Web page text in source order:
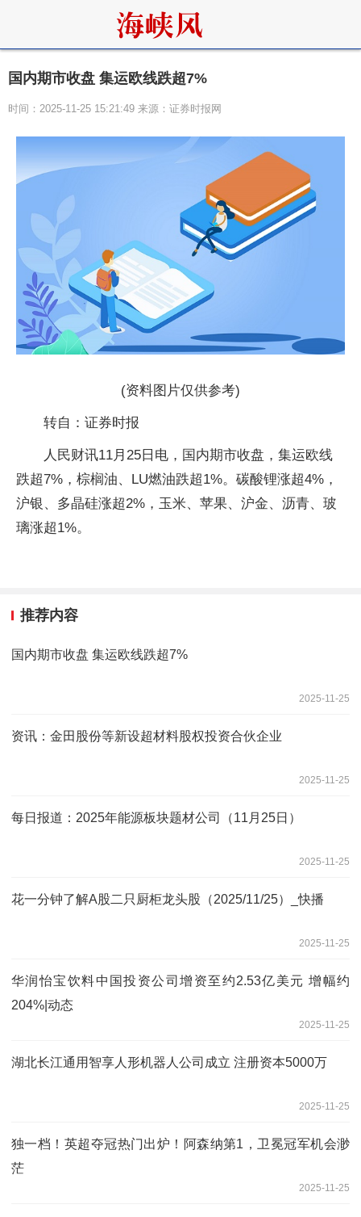
国内期市收盘 集运欧线跌超7%
时间：2025-11-25 15:21:49 来源：证券时报网
(资料图片仅供参考)
转自：证券时报
人民财讯11月25日电，国内期市收盘，集运欧线
跌超7%，棕榈油、LU燃油跌超1%。碳酸锂涨超4%，
沪银、多晶硅涨超2%，玉米、苹果、沪金、沥青、玻
璃涨超1%。
推荐内容
国内期市收盘 集运欧线跌超7%
2025-11-25
资讯：金田股份等新设超材料股权投资合伙企业
2025-11-25
每日报道：2025年能源板块题材公司（11月25日）
2025-11-25
花一分钟了解A股二只厨柜龙头股（2025/11/25）_快播
2025-11-25
华润怡宝饮料中国投资公司增资至约2.53亿美元 增幅约
204%|动态
2025-11-25
湖北长江通用智享人形机器人公司成立 注册资本5000万
2025-11-25
独一档！英超夺冠热门出炉！阿森纳第1，卫冕冠军机会渺
茫
2025-11-25